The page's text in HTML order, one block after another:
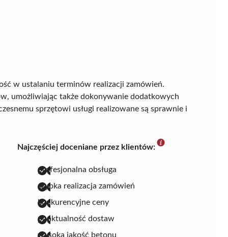
w ustalaniu terminów realizacji zamówień.
umożliwiając także dokonywanie dodatkowych
sprzętowi usługi realizowane są sprawnie i
Najczęściej doceniane przez klientów:
profesjonalna obsługa
szybka realizacja zamówień
konkurencyjne ceny
punktualność dostaw
wysoka jakość betonu